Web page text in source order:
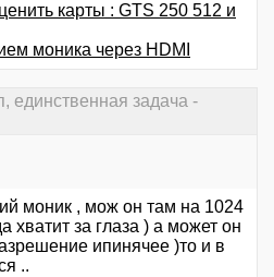
карты : GTS 250 512 и
моника через HDMI
единственная задача -
моник , мож он там на 1024
хватит за глаза ) а может он
ипинячее )то и в
..